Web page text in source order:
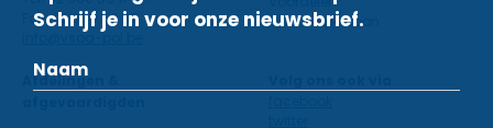
Fax: 02 660 50 97
info@vsoa-pol.be
Contactpersoon
Afdelingen &
Schrijf je in voor onze nieuwsbrief.